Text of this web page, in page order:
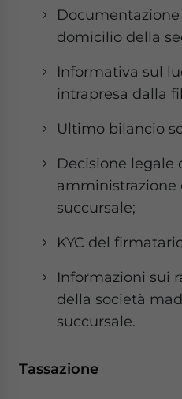
domicilio della
Informativa sul
intrapresa dalla
Ultimo bilancio
Decisione legale
amministrazione
succursale;
KYC del
Informazioni sui
della società
succursale.
Tassazione